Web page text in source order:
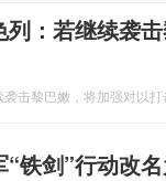
：若继续袭
击黎巴嫩，将加强对以打
铁剑”行动改